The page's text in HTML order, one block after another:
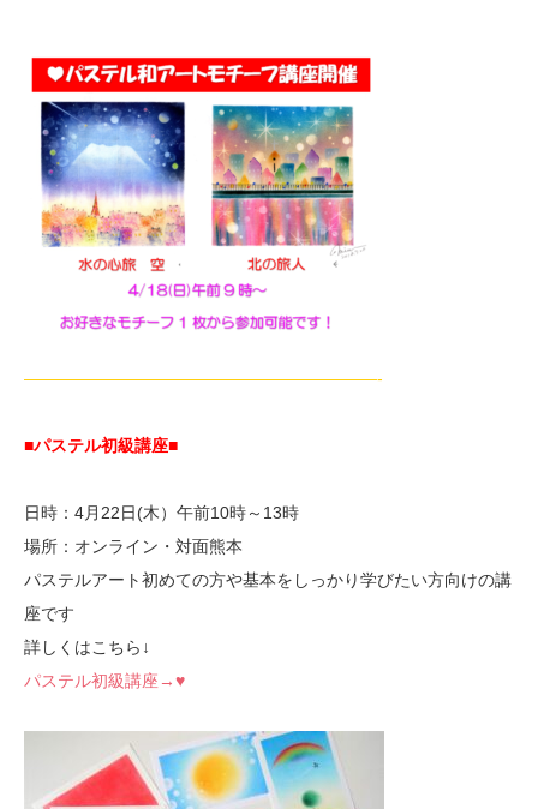
—————————————————————-
■パステル初級講座■
日時：4月22日(木）午前10時～13時
場所：オンライン・対面熊本
パステルアート初めての方や基本をしっかり学びたい方向けの講
座です
詳しくはこちら↓
パステル初級講座→♥